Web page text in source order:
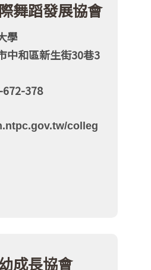
舞蹈發展協會
學
中和區新生街30巷3
378
colleg
成長協會